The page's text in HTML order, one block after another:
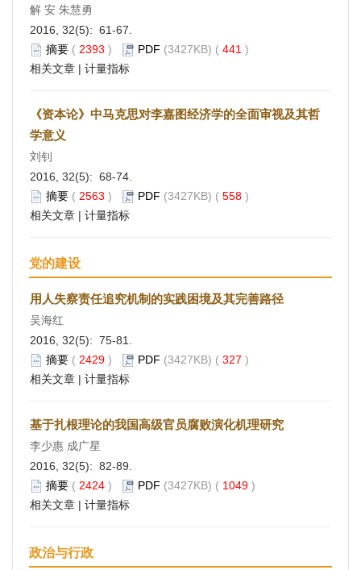
解 安 朱慧勇
2016, 32(5): 61-67.
摘要 ( 2393 ) PDF (3427KB) ( 441 )
相关文章 | 计量指标
《资本论》中马克思对李嘉图经济学的全面审视及其哲
学意义
刘钊
2016, 32(5): 68-74.
摘要 ( 2563 ) PDF (3427KB) ( 558 )
相关文章 | 计量指标
党的建设
用人失察责任追究机制的实践困境及其完善路径
吴海红
2016, 32(5): 75-81.
摘要 ( 2429 ) PDF (3427KB) ( 327 )
相关文章 | 计量指标
基于扎根理论的我国高级官员腐败演化机理研究
李少惠 成广星
2016, 32(5): 82-89.
摘要 ( 2424 ) PDF (3427KB) ( 1049 )
相关文章 | 计量指标
政治与行政